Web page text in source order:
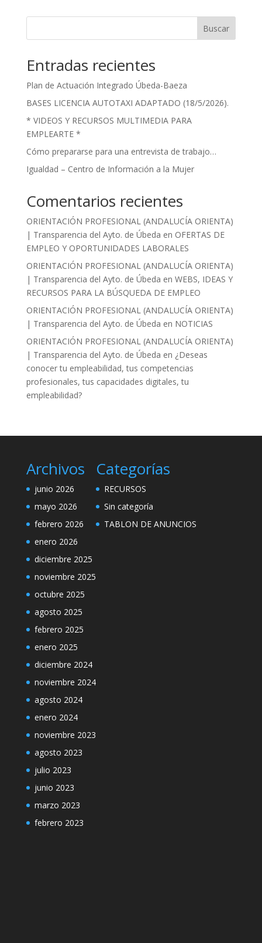
Buscar
Entradas recientes
Plan de Actuación Integrado Úbeda-Baeza
BASES LICENCIA AUTOTAXI ADAPTADO (18/5/2026).
* VIDEOS Y RECURSOS MULTIMEDIA PARA
EMPLEARTE *
Cómo prepararse para una entrevista de trabajo…
Igualdad – Centro de Información a la Mujer
Comentarios recientes
ORIENTACIÓN PROFESIONAL (ANDALUCÍA ORIENTA)
| Transparencia del Ayto. de Úbeda en OFERTAS DE
EMPLEO Y OPORTUNIDADES LABORALES
ORIENTACIÓN PROFESIONAL (ANDALUCÍA ORIENTA)
| Transparencia del Ayto. de Úbeda en WEBS, IDEAS Y
RECURSOS PARA LA BÚSQUEDA DE EMPLEO
ORIENTACIÓN PROFESIONAL (ANDALUCÍA ORIENTA)
| Transparencia del Ayto. de Úbeda en NOTICIAS
ORIENTACIÓN PROFESIONAL (ANDALUCÍA ORIENTA)
| Transparencia del Ayto. de Úbeda en ¿Deseas
conocer tu empleabilidad, tus competencias
profesionales, tus capacidades digitales, tu
empleabilidad?
Archivos
junio 2026
mayo 2026
febrero 2026
enero 2026
diciembre 2025
noviembre 2025
octubre 2025
agosto 2025
febrero 2025
enero 2025
diciembre 2024
noviembre 2024
agosto 2024
enero 2024
noviembre 2023
agosto 2023
julio 2023
junio 2023
marzo 2023
febrero 2023
Categorías
RECURSOS
Sin categoría
TABLON DE ANUNCIOS